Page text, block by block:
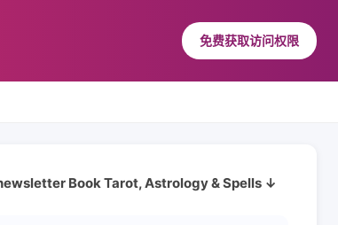
免费获取访问权限
Book Tarot, Astrology & Spells ↓